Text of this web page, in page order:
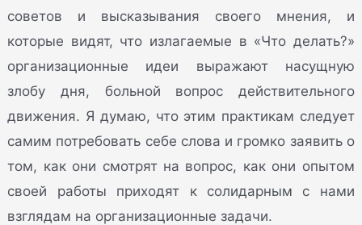
советов и высказывания своего мнения, и
которые видят, что излагаемые в «Что делать?»
организационные идеи выражают насущную
злобу дня, больной вопрос действительного
движения. Я думаю, что этим практикам следует
самим потребовать себе слова и громко заявить о
том, как они смотрят на вопрос, как они опытом
своей работы приходят к солидарным с нами
взглядам на организационные задачи.